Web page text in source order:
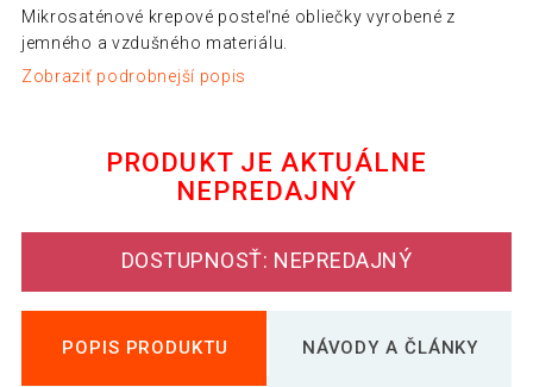
Mikrosaténové krepové posteľné obliečky vyrobené z
jemného a vzdušného materiálu.
Zobraziť podrobnejší popis
PRODUKT JE AKTUÁLNE
NEPREDAJNÝ
DOSTUPNOSŤ: NEPREDAJNÝ
POPIS PRODUKTU NÁVODY A ČLÁNKY